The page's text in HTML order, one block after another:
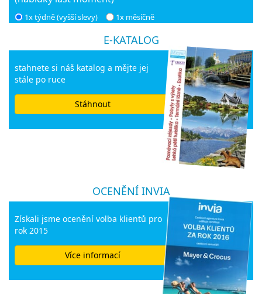
1x týdně (vyšší slevy) 1x měsíčně
E-KATALOG
stahnete si náš katalog a mějte jej
stále po ruce
Stáhnout
OCENĚNÍ INVIA
Získali jsme ocenění volba klientů pro
rok 2015
Více informací